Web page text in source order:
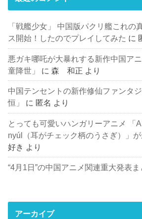
「戦艦少女」 中国版パクリ艦これの
ス開始！したのでプレイしてみた に
悪ガキ哪吒が大暴れする新作中国ア
童降世」
に森 和正 より
中国テンセントの新作修仙ファンタ
恒」
に 匿名 より
とっても可愛いハンガリーアニメ 「
nyúl（耳がチェック柄のうさぎ）」
好き より
“4月1日”の中国アニメ関連重大発表ま
アーカイブ